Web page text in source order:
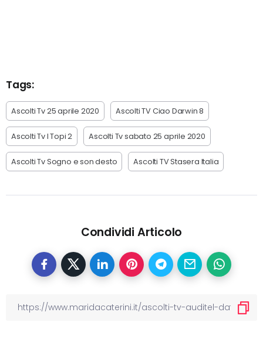
Tags:
Ascolti Tv 25 aprile 2020 Ascolti TV Ciao Darwin 8
Ascolti Tv I Topi 2 Ascolti Tv sabato 25 aprile 2020
Ascolti Tv Sogno e son desto Ascolti TV Stasera Italia
Condividi Articolo